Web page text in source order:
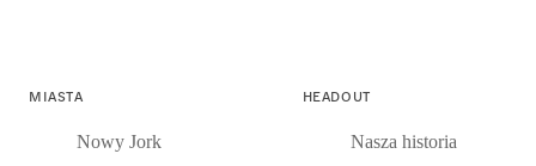
MIASTA
Nowy Jork
HEADOUT
Nasza historia